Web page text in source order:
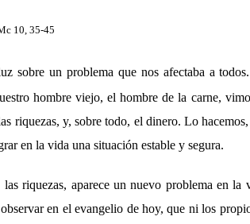
10, 35-45
sobre un problema que nos afectaba a
hombre viejo, el hombre de la carne,
riquezas, y, sobre todo, el dinero. Lo
en la vida una situación estable y segura.
riquezas, aparece un nuevo problema en la
en el evangelio de hoy, que ni los